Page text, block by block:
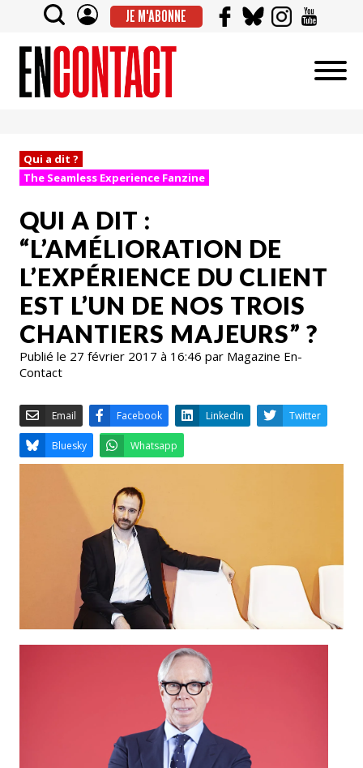
JE M'ABONNE
Qui a dit ?
The Seamless Experience Fanzine
QUI A DIT :
“L’AMÉLIORATION DE
L’EXPÉRIENCE DU CLIENT
EST L’UN DE NOS TROIS
CHANTIERS MAJEURS” ?
Publié le 27 février 2017 à 16:46 par Magazine En-
Contact
Bluesky Whatsapp